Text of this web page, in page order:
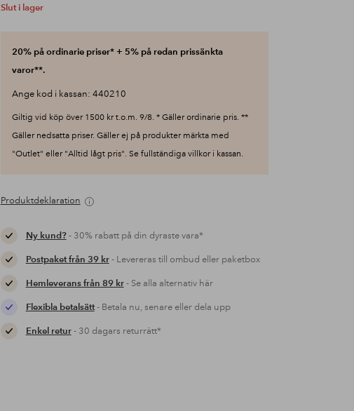
Slut i lager
20% på ordinarie priser* + 5% på redan prissänkta
varor**.
Ange kod i kassan: 440210
Giltig vid köp över 1500 kr t.o.m. 9/8. * Gäller ordinarie pris. **
Gäller nedsatta priser. Gäller ej på produkter märkta med
"Outlet" eller "Alltid lågt pris". Se fullständiga villkor i kassan.
Produktdeklaration
Ny kund?- 30% rabatt på din dyraste vara*
Postpaket från 39 kr- Levereras till ombud eller paketbox
Hemleverans från 89 kr- Se alla alternativ här
Flexibla betalsätt- Betala nu, senare eller dela upp
Enkel retur- 30 dagars returrätt*